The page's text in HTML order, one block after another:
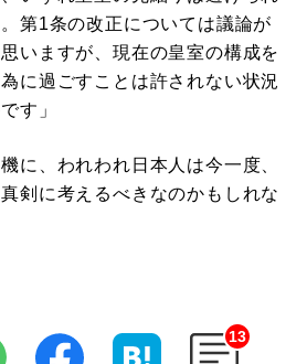
第1条の改正については議論が
いますが、現在の皇室の構成を
に過ごすことは許されない状況
す」
に、われわれ日本人は今一度、
剣に考えるべきなのかもしれな
13